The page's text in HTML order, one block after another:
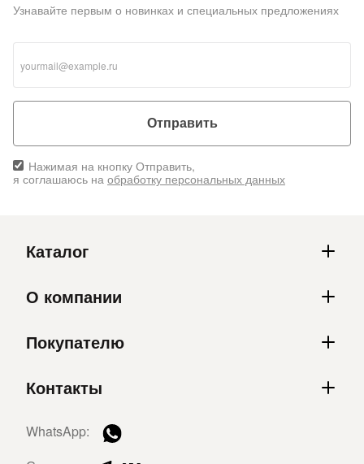
Узнавайте первым о новинках и специальных предложениях
Отправить
Нажимая на кнопку Отправить,
я соглашаюсь на обработку персональных данных
Каталог
О компании
Покупателю
Контакты
WhatsApp: